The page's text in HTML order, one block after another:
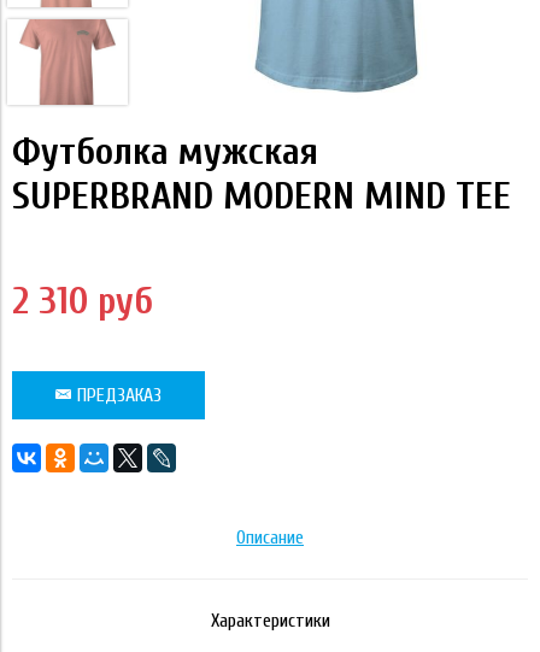
Футболка мужская
SUPERBRAND MODERN MIND TEE
2 310 руб
ПРЕДЗАКАЗ
Описание
Характеристики